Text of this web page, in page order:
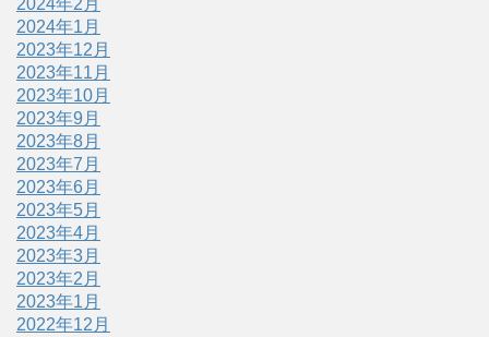
2024年2月
2024年1月
2023年12月
2023年11月
2023年10月
2023年9月
2023年8月
2023年7月
2023年6月
2023年5月
2023年4月
2023年3月
2023年2月
2023年1月
2022年12月